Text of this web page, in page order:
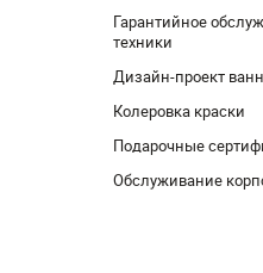
Гарантийное
техники
Дизайн-проект
Колеровка краски
Подарочные
Обслуживание